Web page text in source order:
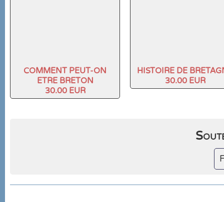
COMMENT PEUT-ON
ETRE BRETON
30.00 EUR
HISTOIRE DE
30.00 EUR